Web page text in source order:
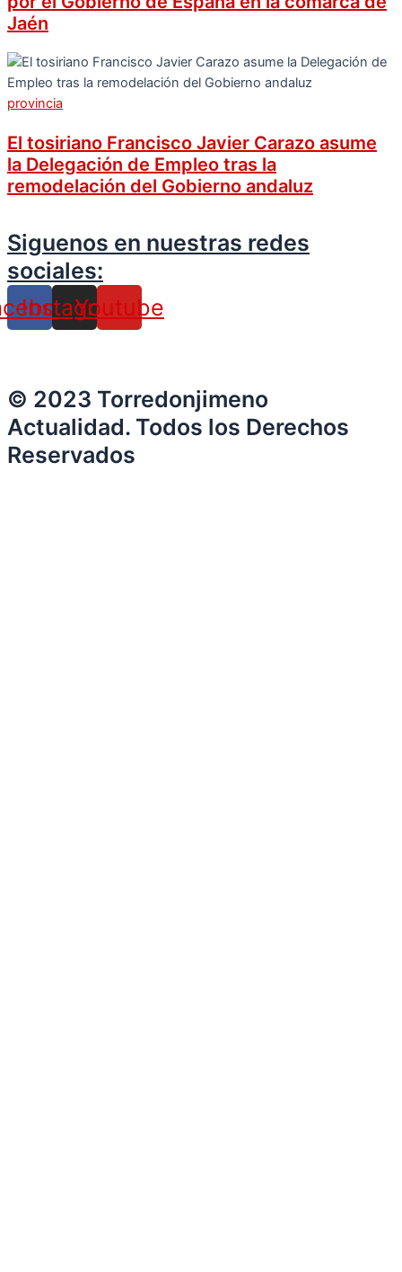
Jaén
provincia
El tosiriano Francisco Javier Carazo asume
la Delegación de Empleo tras la
remodelación del Gobierno andaluz
Siguenos en nuestras redes
sociales:
Instagram
Youtube
© 2023 Torredonjimeno
Actualidad. Todos los Derechos
Reservados